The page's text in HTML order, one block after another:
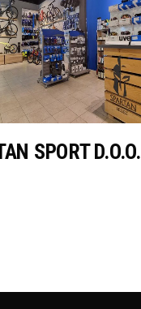
SPORT D.O.O.